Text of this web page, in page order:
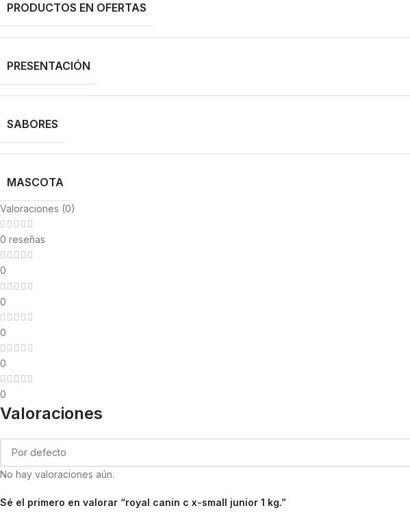
PRODUCTOS EN OFERTAS
PRESENTACIÓN
SABORES
MASCOTA
Valoraciones (0)
0 reseñas
0
0
0
0
0
Valoraciones
No hay valoraciones aún.
Sé el primero en valorar “royal canin c x-small junior 1 kg.”